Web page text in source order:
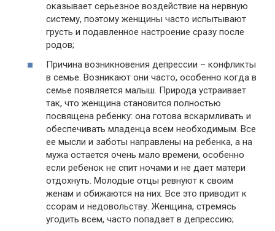
оказывает серьезное воздействие на нервную
систему, поэтому женщины часто испытывают
грусть и подавленное настроение сразу после
родов;
Причина возникновения депрессии – конфликты
в семье. Возникают они часто, особенно когда в
семье появляется малыш. Природа устраивает
так, что женщина становится полностью
посвящена ребенку: она готова вскармливать и
обеспечивать младенца всем необходимым. Все
ее мысли и заботы направлены на ребенка, а на
мужа остается очень мало времени, особенно
если ребенок не спит ночами и не дает матери
отдохнуть. Молодые отцы ревнуют к своим
женам и обижаются на них. Все это приводит к
ссорам и недовольству. Женщина, стремясь
угодить всем, часто попадает в депрессию;